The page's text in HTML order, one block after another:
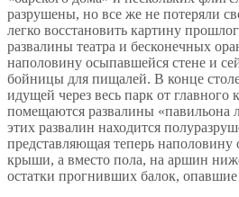
разрушены, но все же не потеряли
легко восстановить картину
развалины театра и бесконечных
наполовину осыпавшейся стене и
бойницы для пищалей. В конце
идущей через весь парк от главного
помещаются развалины «павильона
этих развалин находится
представляющая теперь наполовину
крыши, а вместо пола, на аршин
остатки прогнивших балок, опавшие